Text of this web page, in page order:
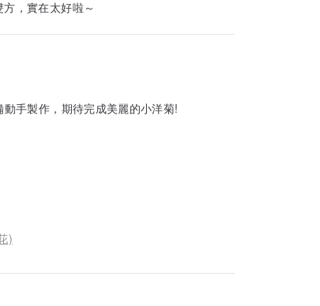
，實在太好啦～
手製作，期待完成美麗的小洋菊!
)